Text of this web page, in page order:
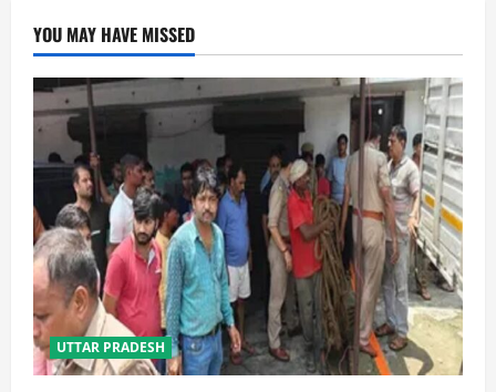
YOU MAY HAVE MISSED
UTTAR PRADESH